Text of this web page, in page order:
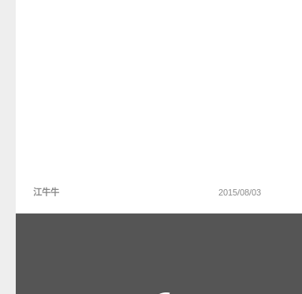
江牛牛 2015/08/03